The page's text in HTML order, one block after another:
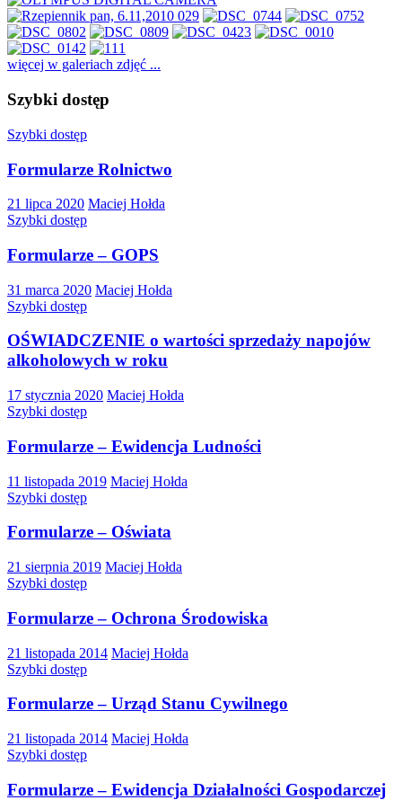
więcej w galeriach zdjęć ...
Szybki dostęp
Szybki dostęp
Formularze Rolnictwo
21 lipca 2020 Maciej Hołda
Szybki dostęp
Formularze – GOPS
31 marca 2020 Maciej Hołda
Szybki dostęp
OŚWIADCZENIE o wartości sprzedaży napojów
alkoholowych w roku
17 stycznia 2020 Maciej Hołda
Szybki dostęp
Formularze – Ewidencja Ludności
11 listopada 2019 Maciej Hołda
Szybki dostęp
Formularze – Oświata
21 sierpnia 2019 Maciej Hołda
Szybki dostęp
Formularze – Ochrona Środowiska
21 listopada 2014 Maciej Hołda
Szybki dostęp
Formularze – Urząd Stanu Cywilnego
21 listopada 2014 Maciej Hołda
Szybki dostęp
Formularze – Ewidencja Działalności Gospodarczej